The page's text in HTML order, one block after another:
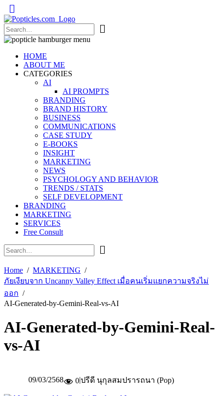
Popticles.com
HOME
ABOUT ME
CATEGORIES
AI
AI PROMPTS
BRANDING
BRAND HISTORY
BUSINESS
COMMUNICATIONS
CASE STUDY
E-BOOKS
INSIGHT
MARKETING
NEWS
PSYCHOLOGY AND BEHAVIOR
TRENDS / STATS
SELF DEVELOPMENT
BRANDING
MARKETING
SERVICES
Free Consult
Home
MARKETING
ภัยเงียบจาก Uncanny Valley Effect เมื่อคนเริ่มแยกความจริงไม่
ออก
AI-Generated-by-Gemini-Real-vs-AI
AI-Generated-by-Gemini-Real-
vs-AI
09/03/2568 0|ปรีดี นุกุลสมปรารถนา (Pop)